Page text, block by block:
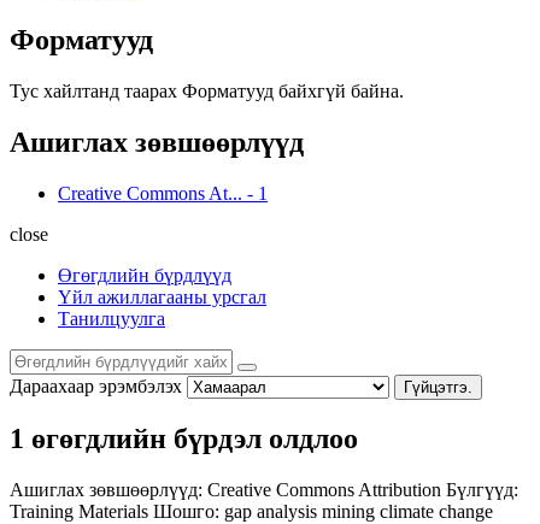
Форматууд
Тус хайлтанд таарах Форматууд байхгүй байна.
Ашиглах зөвшөөрлүүд
Creative Commons At... - 1
close
Өгөгдлийн бүрдлүүд
Үйл ажиллагааны урсгал
Танилцуулга
Дараахаар эрэмбэлэх Гүйцэтгэ.
1 өгөгдлийн бүрдэл олдлоо
Ашиглах зөвшөөрлүүд: Creative Commons Attribution Бүлгүүд:
Training Materials Шошго: gap analysis mining climate change